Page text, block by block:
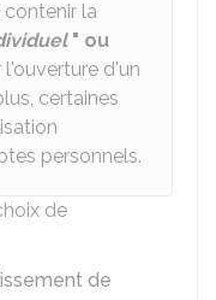
la
" ou
d'un
certaines
personnels.
de
de